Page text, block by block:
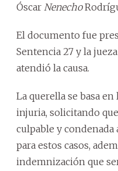
Óscar Nenecho
El documento fue
Sentencia 27 y la
atendió la causa.
La querella se basa
injuria, solicitando que
culpable y condenada
para estos casos,
indemnización que